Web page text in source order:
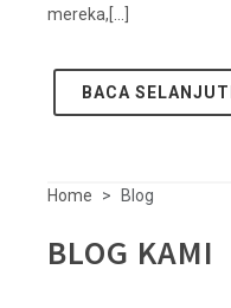
mereka,[...]
BACA
Home Blog
BLOG KAMI